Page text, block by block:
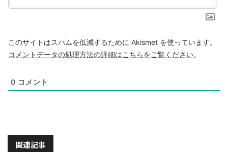
このサイトはスパムを低減するために Akismet を使っています。
コメントデータの処理方法の詳細はこちらをご覧ください。
0 コメント
関連記事